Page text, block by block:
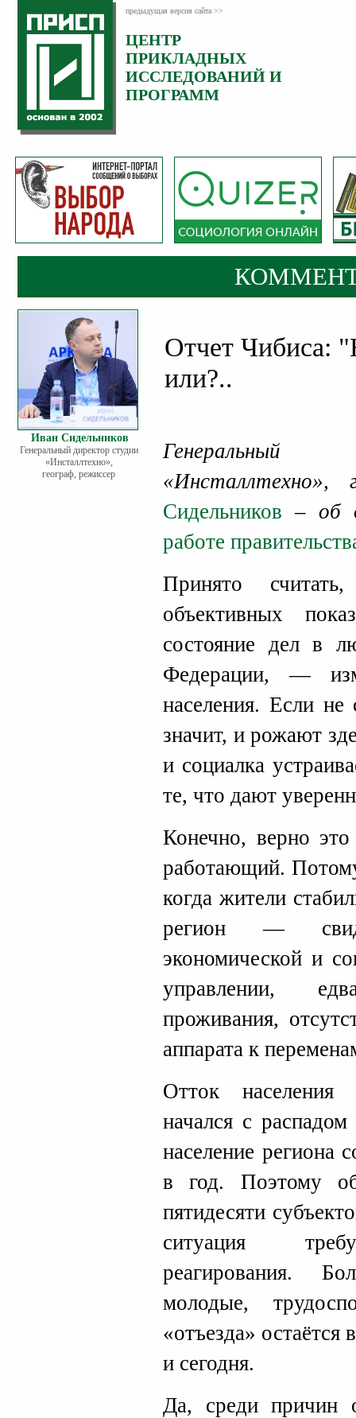
предыдущая версия сайта >>
ЦЕНТР
ПРИКЛАДНЫХ
ИССЛЕДОВАНИЙ И
ПРОГРАММ
Иван Сидельников
Генеральный директор студии
«Инсталлтехно»,
географ, режиссер
Отчет Чибиса:
или?..
«Инсталлтехно»,
Сидельников – об
работе
Принято
объективных
состояние дел в
Федерации, —
населения. Если
значит, и рожают
и социалка
те, что дают
Конечно, верно
работающий.
когда жители
регион —
экономической и
управлении,
проживания,
аппарата к
Отток
начался с
население региона
в год. Поэтому
пятидесяти
ситуация
реагирования.
молодые,
«отъезда»
и сегодня.
Да, среди причин
Категория:
Комментарии